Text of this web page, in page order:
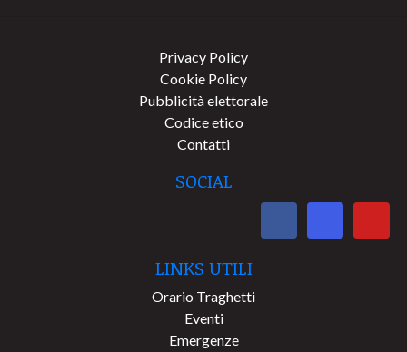
Privacy Policy
Cookie Policy
Pubblicità elettorale
Codice etico
Contatti
SOCIAL
LINKS UTILI
Orario Traghetti
Eventi
Emergenze